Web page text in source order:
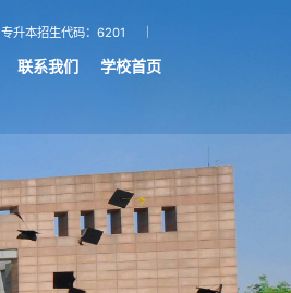
专升本招生代码：6201
联系我们 学校首页